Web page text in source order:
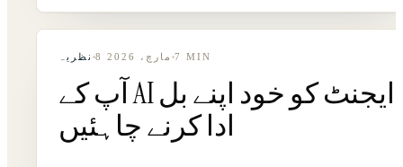
نظریہ 8 مارچ، 2026 7 MIN
آپ کے AI ایجنٹ کو خود اپنے بل
ادا کرنے چاہئیں